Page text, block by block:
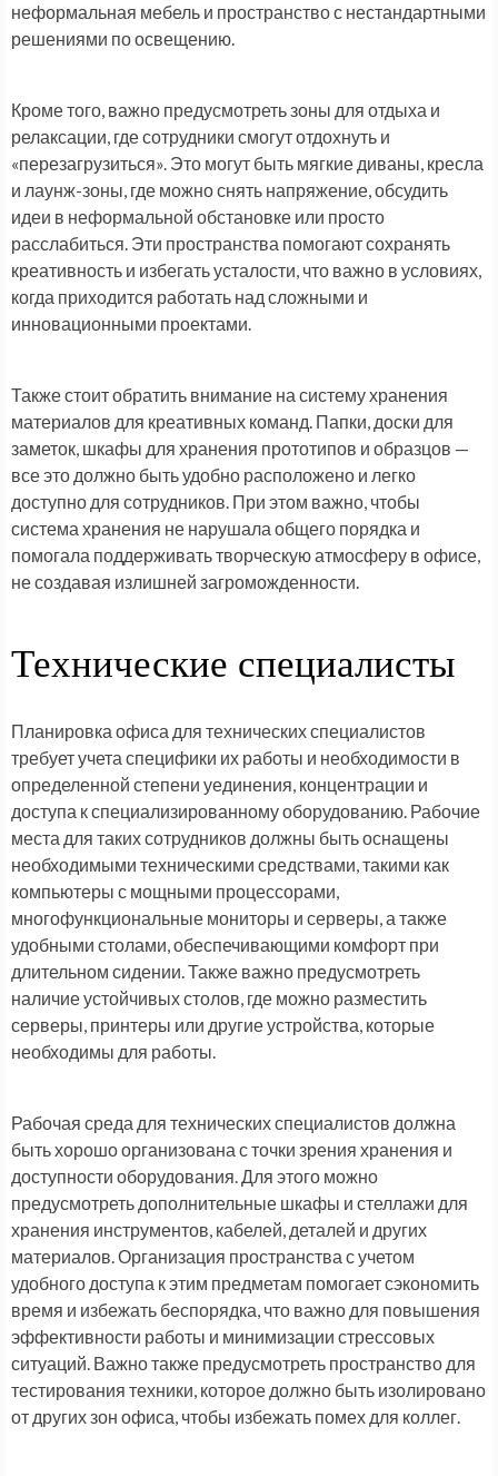
неформальная мебель и пространство с нестандартными
решениями по освещению.
Кроме того, важно предусмотреть зоны для отдыха и
релаксации, где сотрудники смогут отдохнуть и
«перезагрузиться». Это могут быть мягкие диваны, кресла
и лаунж-зоны, где можно снять напряжение, обсудить
идеи в неформальной обстановке или просто
расслабиться. Эти пространства помогают сохранять
креативность и избегать усталости, что важно в условиях,
когда приходится работать над сложными и
инновационными проектами.
Также стоит обратить внимание на систему хранения
материалов для креативных команд. Папки, доски для
заметок, шкафы для хранения прототипов и образцов —
все это должно быть удобно расположено и легко
доступно для сотрудников. При этом важно, чтобы
система хранения не нарушала общего порядка и
помогала поддерживать творческую атмосферу в офисе,
не создавая излишней загроможденности.
Технические специалисты
Планировка офиса для технических специалистов
требует учета специфики их работы и необходимости в
определенной степени уединения, концентрации и
доступа к специализированному оборудованию. Рабочие
места для таких сотрудников должны быть оснащены
необходимыми техническими средствами, такими как
компьютеры с мощными процессорами,
многофункциональные мониторы и серверы, а также
удобными столами, обеспечивающими комфорт при
длительном сидении. Также важно предусмотреть
наличие устойчивых столов, где можно разместить
серверы, принтеры или другие устройства, которые
необходимы для работы.
Рабочая среда для технических специалистов должна
быть хорошо организована с точки зрения хранения и
доступности оборудования. Для этого можно
предусмотреть дополнительные шкафы и стеллажи для
хранения инструментов, кабелей, деталей и других
материалов. Организация пространства с учетом
удобного доступа к этим предметам помогает сэкономить
время и избежать беспорядка, что важно для повышения
эффективности работы и минимизации стрессовых
ситуаций. Важно также предусмотреть пространство для
тестирования техники, которое должно быть изолировано
от других зон офиса, чтобы избежать помех для коллег.